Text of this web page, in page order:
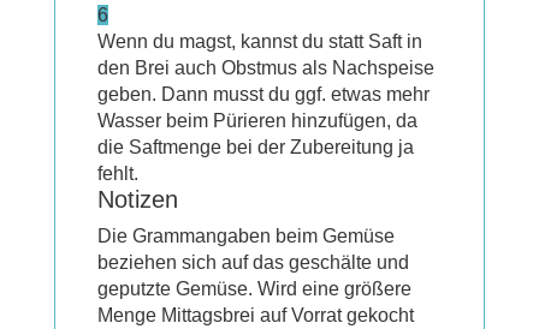
6
Wenn du magst, kannst du statt Saft in
den Brei auch Obstmus als Nachspeise
geben. Dann musst du ggf. etwas mehr
Wasser beim Pürieren hinzufügen, da
die Saftmenge bei der Zubereitung ja
fehlt.
Notizen
Die Grammangaben beim Gemüse
beziehen sich auf das geschälte und
geputzte Gemüse. Wird eine größere
Menge Mittagsbrei auf Vorrat gekocht